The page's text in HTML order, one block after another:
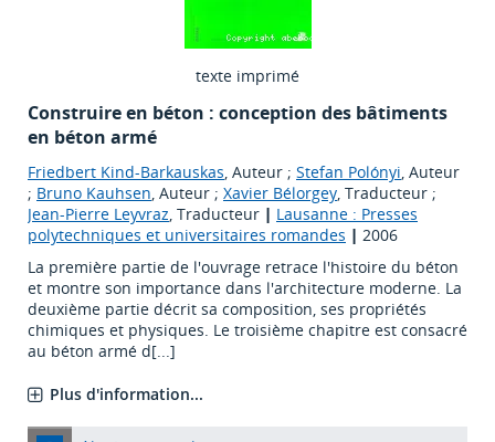
texte imprimé
Construire en béton : conception des bâtiments
en béton armé
Friedbert Kind-Barkauskas, Auteur ; Stefan Polónyi, Auteur
; Bruno Kauhsen, Auteur ; Xavier Bélorgey, Traducteur ;
Jean-Pierre Leyvraz, Traducteur | Lausanne : Presses
polytechniques et universitaires romandes | 2006
La première partie de l'ouvrage retrace l'histoire du béton
et montre son importance dans l'architecture moderne. La
deuxième partie décrit sa composition, ses propriétés
chimiques et physiques. Le troisième chapitre est consacré
au béton armé d[...]
Plus d'information...